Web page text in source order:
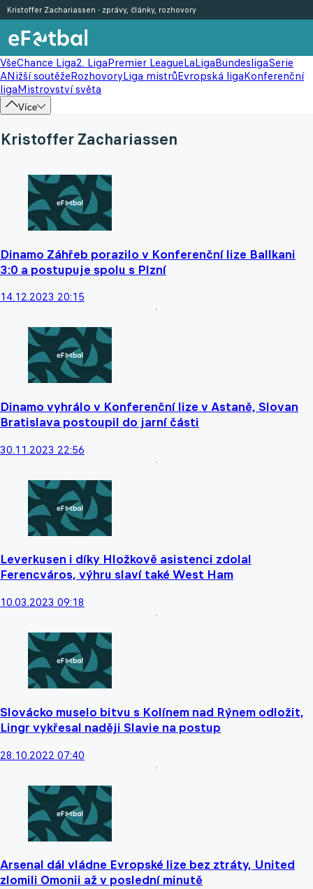
VšeChance Liga2. LigaPremier LeagueLaLigaBundesligaSerie
ANižší soutěžeRozhovoryLiga mistrůEvropská ligaKonferenční
ligaMistrovství světa
Více
Kristoffer Zachariassen - zprávy, články, rozhovory
Kristoffer Zachariassen
Dinamo Záhřeb porazilo v Konferenční lize Ballkani
3:0 a postupuje spolu s Plzní
14.12.2023 20:15
Dinamo vyhrálo v Konferenční lize v Astaně, Slovan
Bratislava postoupil do jarní části
30.11.2023 22:56
Leverkusen i díky Hložkově asistenci zdolal
Ferencváros, výhru slaví také West Ham
10.03.2023 09:18
Slovácko muselo bitvu s Kolínem nad Rýnem odložit,
Lingr vykřesal naději Slavie na postup
28.10.2022 07:40
Arsenal dál vládne Evropské lize bez ztráty, United
zlomili Omonii až v poslední minutě